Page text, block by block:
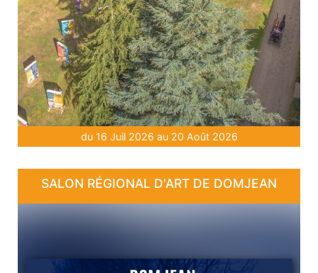
du 16 Juil 2026 au 20 Août 2026
SALON RÉGIONAL D'ART DE DOMJEAN